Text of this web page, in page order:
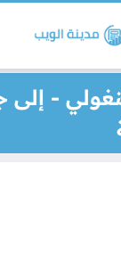
- إلى